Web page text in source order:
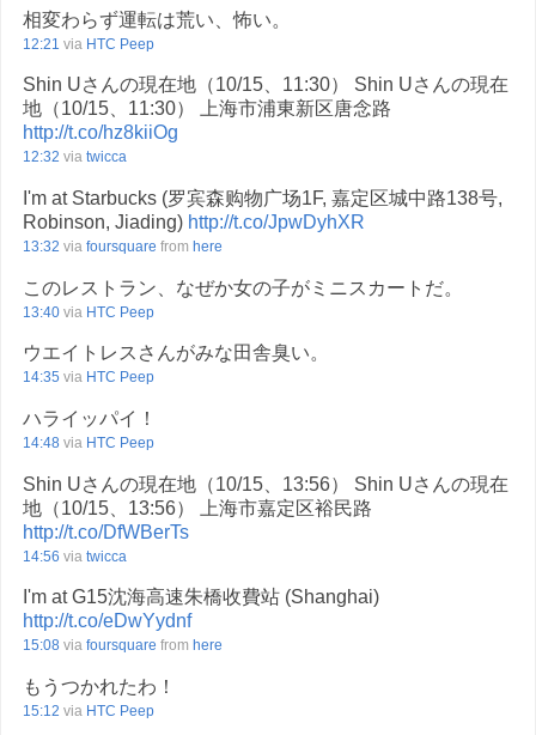
相変わらず運転は荒い、怖い。
12:21 via HTC Peep
Shin Uさんの現在地（10/15、11:30） Shin Uさんの現在
地（10/15、11:30） 上海市浦東新区唐念路
http://t.co/hz8kiiOg
12:32 via twicca
I'm at Starbucks (罗宾森购物广场1F, 嘉定区城中路138号,
Robinson, Jiading) http://t.co/JpwDyhXR
13:32 via foursquare from here
このレストラン、なぜか女の子がミニスカートだ。
13:40 via HTC Peep
ウエイトレスさんがみな田舎臭い。
14:35 via HTC Peep
ハライッパイ！
14:48 via HTC Peep
Shin Uさんの現在地（10/15、13:56） Shin Uさんの現在
地（10/15、13:56） 上海市嘉定区裕民路
http://t.co/DfWBerTs
14:56 via twicca
I'm at G15沈海高速朱橋收費站 (Shanghai)
http://t.co/eDwYydnf
15:08 via foursquare from here
もうつかれたわ！
15:12 via HTC Peep